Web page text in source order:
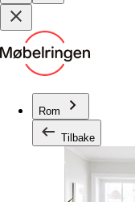
Rom
Tilbake